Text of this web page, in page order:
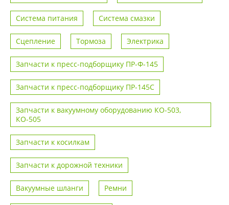
Система питания Система смазки
Сцепление Тормоза Электрика
Запчасти к пресс-подборщику ПР-Ф-145
Запчасти к пресс-подборщику ПР-145С
Запчасти к вакуумному оборудованию КО-503,
КО-505
Запчасти к косилкам
Запчасти к дорожной техники
Вакуумные шланги Ремни